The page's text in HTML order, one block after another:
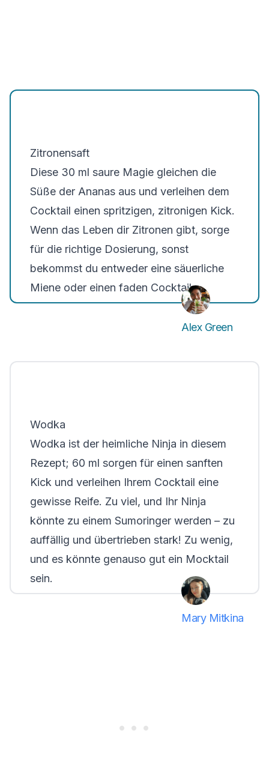
Zitronensaft
Diese 30 ml saure Magie gleichen die
Süße der Ananas aus und verleihen dem
Cocktail einen spritzigen, zitronigen Kick.
Wenn das Leben dir Zitronen gibt, sorge
für die richtige Dosierung, sonst
bekommst du entweder eine säuerliche
Miene oder einen faden Cocktail.
Alex Green
Wodka
Wodka ist der heimliche Ninja in diesem
Rezept; 60 ml sorgen für einen sanften
Kick und verleihen Ihrem Cocktail eine
gewisse Reife. Zu viel, und Ihr Ninja
könnte zu einem Sumoringer werden – zu
auffällig und übertrieben stark! Zu wenig,
und es könnte genauso gut ein Mocktail
sein.
Mary Mitkina